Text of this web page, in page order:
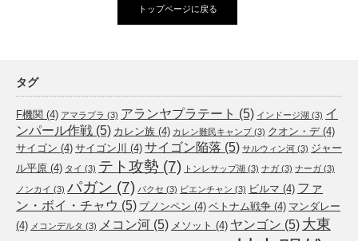
トップページに戻る
タグ
F機関 (4) アマラプラ (3) アランヤプラテート (5) インドージ湖 (3) イ
ンパール作戦 (5) カレン族 (4) カレン難民キャンプ (3) クオン・デ(4)
サイゴン (4) サイゴン川 (4) サイゴン陥落 (5) サルウィン河 (3) ジャー
ル平原 (4) タイ (3) テト攻勢 (7) トンレサップ湖 (3) ナガ (3) ナーガ (3)
ノンカイ (3) パガン (7) パクセ (3) ビエンチャン (3) ビルマ (4) ファ
ン・ボイ・チャウ (5) プノンペン (4) ベトナム戦争 (4) マンダレー
(4) メコンデルタ (3) メコン河 (5) メソット (4) ヤンゴン (5) 大東